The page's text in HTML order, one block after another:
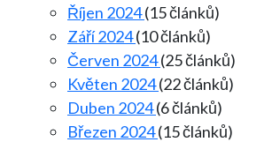
Říjen 2024(15 článků)
Září 2024(10 článků)
Červen 2024(25 článků)
Květen 2024(22 článků)
Duben 2024(6 článků)
Březen 2024(15 článků)